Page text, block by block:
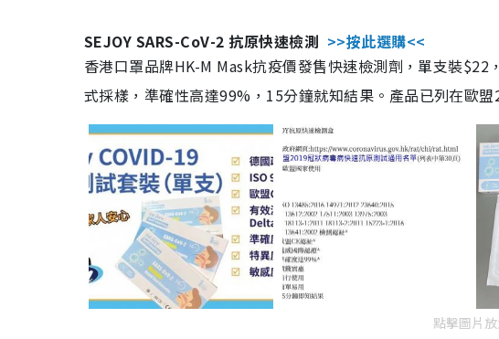
SEJOY SARS-CoV-2 抗原快速檢測 >>按此選購<<
香港口罩品牌HK-M Mask抗疫價發售快速檢測劑，單支裝
式採樣，準確性高達99%，15分鐘就知結果。產品已列在歐
點擊圖片